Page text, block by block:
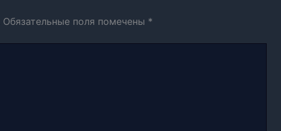
Обязательные поля помечены *